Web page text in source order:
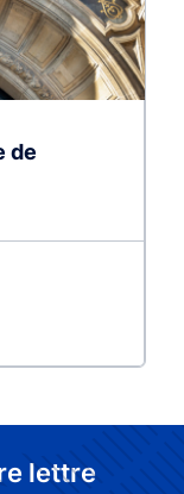
de
lettre